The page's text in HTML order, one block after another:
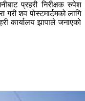
प्रहरी निरीक्षक रुपेश
गरी शव पोस्टमार्टमको लागि
कार्यालय झापाले जनाएको